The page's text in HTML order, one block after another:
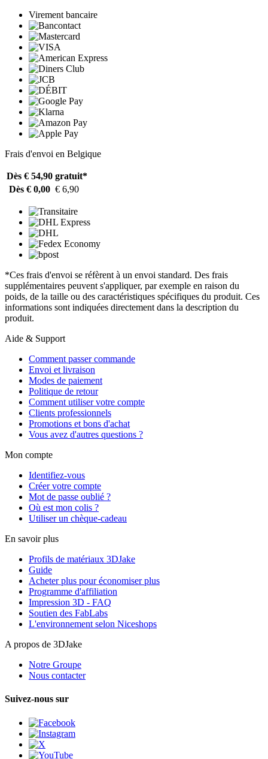
Virement bancaire
Frais d'envoi en Belgique
Dès € 54,90 gratuit*
Dès € 0,00 € 6,90
*Ces frais d'envoi se réfèrent à un envoi standard. Des frais
supplémentaires peuvent s'appliquer, par exemple en raison du
poids, de la taille ou des caractéristiques spécifiques du produit. Ces
informations sont indiquées directement dans la description du
produit.
Aide & Support
Comment passer commande
Envoi et livraison
Modes de paiement
Politique de retour
Comment utiliser votre compte
Clients professionnels
Promotions et bons d'achat
Vous avez d'autres questions ?
Mon compte
Identifiez-vous
Créer votre compte
Mot de passe oublié ?
Où est mon colis ?
Utiliser un chèque-cadeau
En savoir plus
Profils de matériaux 3DJake
Guide
Acheter plus pour économiser plus
Programme d'affiliation
Impression 3D - FAQ
Soutien des FabLabs
L'environnement selon Niceshops
A propos de 3DJake
Notre Groupe
Nous contacter
Suivez-nous sur